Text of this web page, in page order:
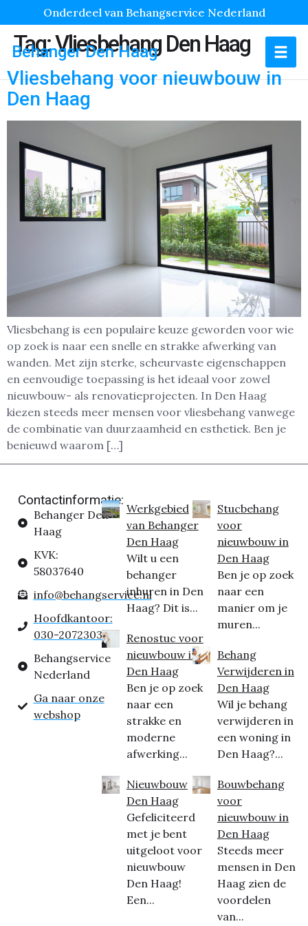
Onderdeel van Behangservice Nederland
Behanger Den Haag
Tag:Vliesbehang Den Haag
Vliesbehang voor nieuwbouw in
Den Haag
Vliesbehang is een populaire keuze geworden voor wie
op zoek is naar een snelle en strakke afwerking van
wanden. Met zijn sterke, scheurvaste eigenschappen
en eenvoudige toepassing is het ideaal voor zowel
nieuwbouw- als renovatieprojecten. In Den Haag
kiezen steeds meer mensen voor vliesbehang vanwege
de combinatie van duurzaamheid en esthetiek. Ben je
benieuwd waarom […]
Contactinformatie:
Behanger Den
Haag
KVK:
58037640
info@behangservice.nl
Hoofdkantoor:
030-2072303
Behangservice
Nederland
Ga naar onze
webshop
Werkgebied
van Behanger
Den Haag
Wilt u een
behanger
inhuren in Den
Haag? Dit is...
Renostuc voor
nieuwbouw in
Den Haag
Ben je op zoek
naar een
strakke en
moderne
afwerking...
Nieuwbouw
Den Haag
Gefeliciteerd
met je bent
uitgeloot voor
nieuwbouw
Den Haag!
Een...
Stucbehang
voor
nieuwbouw in
Den Haag
Ben je op zoek
naar een
manier om je
muren...
Behang
Verwijderen in
Den Haag
Wil je behang
verwijderen in
een woning in
Den Haag?...
Bouwbehang
voor
nieuwbouw in
Den Haag
Steeds meer
mensen in Den
Haag zien de
voordelen
van...